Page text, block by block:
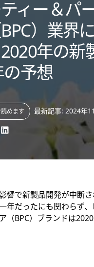
ィー＆パ
）業界
年の新
予想
めます 最新記事: 2024年
響で新製品開発が中断
年だったにも関わらず、
（BPC）ブランドは